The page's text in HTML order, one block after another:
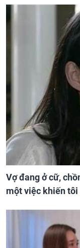
Vợ đang ở cữ,
một việc khiến tôi